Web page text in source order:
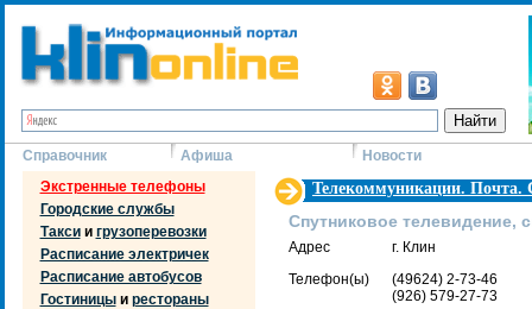
Справочник Афиша
Новости
Экстренные телефоны
Городские службы
Таксии грузоперевозки
Расписание электричек
Расписание автобусов
Гостиницыи рестораны
Телекоммуникации. Почта.
Спутниковое телевидение,
Адрес
г. Клин
Телефон(ы)
(49624) 2-73-46
(926) 579-27-73